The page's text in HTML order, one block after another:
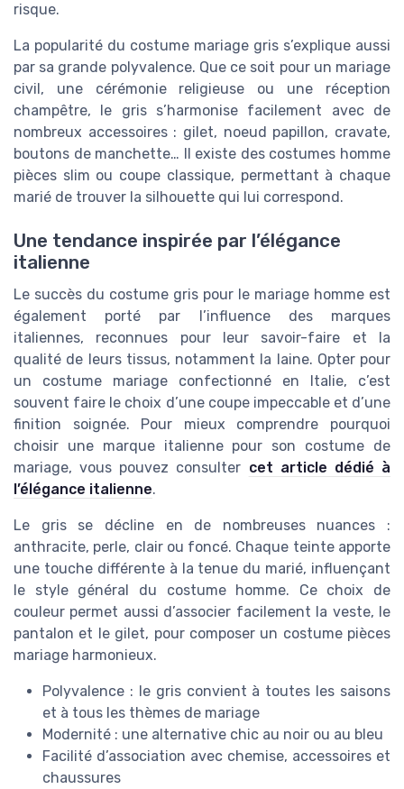
risque.
La popularité du costume mariage gris s’explique aussi
par sa grande polyvalence. Que ce soit pour un mariage
civil, une cérémonie religieuse ou une réception
champêtre, le gris s’harmonise facilement avec de
nombreux accessoires : gilet, noeud papillon, cravate,
boutons de manchette… Il existe des costumes homme
pièces slim ou coupe classique, permettant à chaque
marié de trouver la silhouette qui lui correspond.
Une tendance inspirée par l’élégance
italienne
Le succès du costume gris pour le mariage homme est
également porté par l’influence des marques
italiennes, reconnues pour leur savoir-faire et la
qualité de leurs tissus, notamment la laine. Opter pour
un costume mariage confectionné en Italie, c’est
souvent faire le choix d’une coupe impeccable et d’une
finition soignée. Pour mieux comprendre pourquoi
choisir une marque italienne pour son costume de
mariage, vous pouvez consulter cet article dédié à
l’élégance italienne.
Le gris se décline en de nombreuses nuances :
anthracite, perle, clair ou foncé. Chaque teinte apporte
une touche différente à la tenue du marié, influençant
le style général du costume homme. Ce choix de
couleur permet aussi d’associer facilement la veste, le
pantalon et le gilet, pour composer un costume pièces
mariage harmonieux.
Polyvalence : le gris convient à toutes les saisons
et à tous les thèmes de mariage
Modernité : une alternative chic au noir ou au bleu
Facilité d’association avec chemise, accessoires et
chaussures